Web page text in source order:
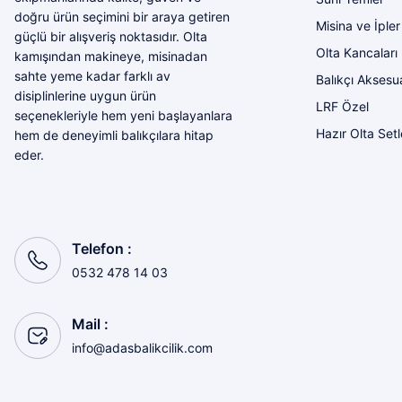
Harika
Bozkurt Berkay Turgut | 10/07/2026
Sorunsuz
olcay tunçeli | 10/07/2026
Sorunsuz
olcay tunçeli | 10/07/2026
Sorunsuz
olcay tunçeli | 10/07/2026
doğru ürün seçimini bir araya getiren
güçlü bir alışveriş noktasıdır. Olta
kamışından makineye, misinadan
sahte yeme kadar farklı av
disiplinlerine uygun ürün
seçenekleriyle hem yeni başlayanlara
hem de deneyimli balıkçılara hitap
eder.
Telefon :
0532 478 14 03
Mail :
info@adasbalikcilik.com
Misina ve İpler
Olta Kancaları
Balıkçı
LRF Özel
Hazır Olta